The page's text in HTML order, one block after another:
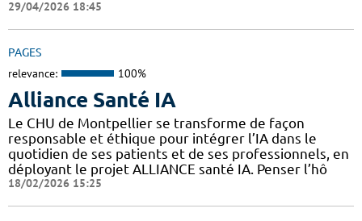
29/04/2026 18:45
PAGES
relevance: 100%
Alliance Santé IA
Le CHU de Montpellier se transforme de façon
responsable et éthique pour intégrer l’IA dans le
quotidien de ses patients et de ses professionnels, en
déployant le projet ALLIANCE santé IA. Penser l’hô
18/02/2026 15:25